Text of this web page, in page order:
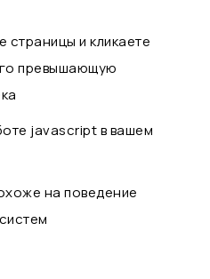
страницы и кликаете
превышающую
javascript в вашем
на поведение